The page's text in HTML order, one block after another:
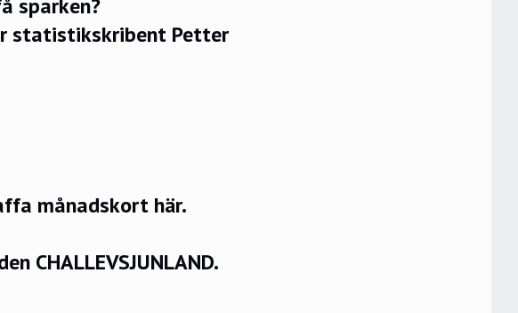
sparken?
statistikskribent Petter
månadskort här.
CHALLEVSJUNLAND.